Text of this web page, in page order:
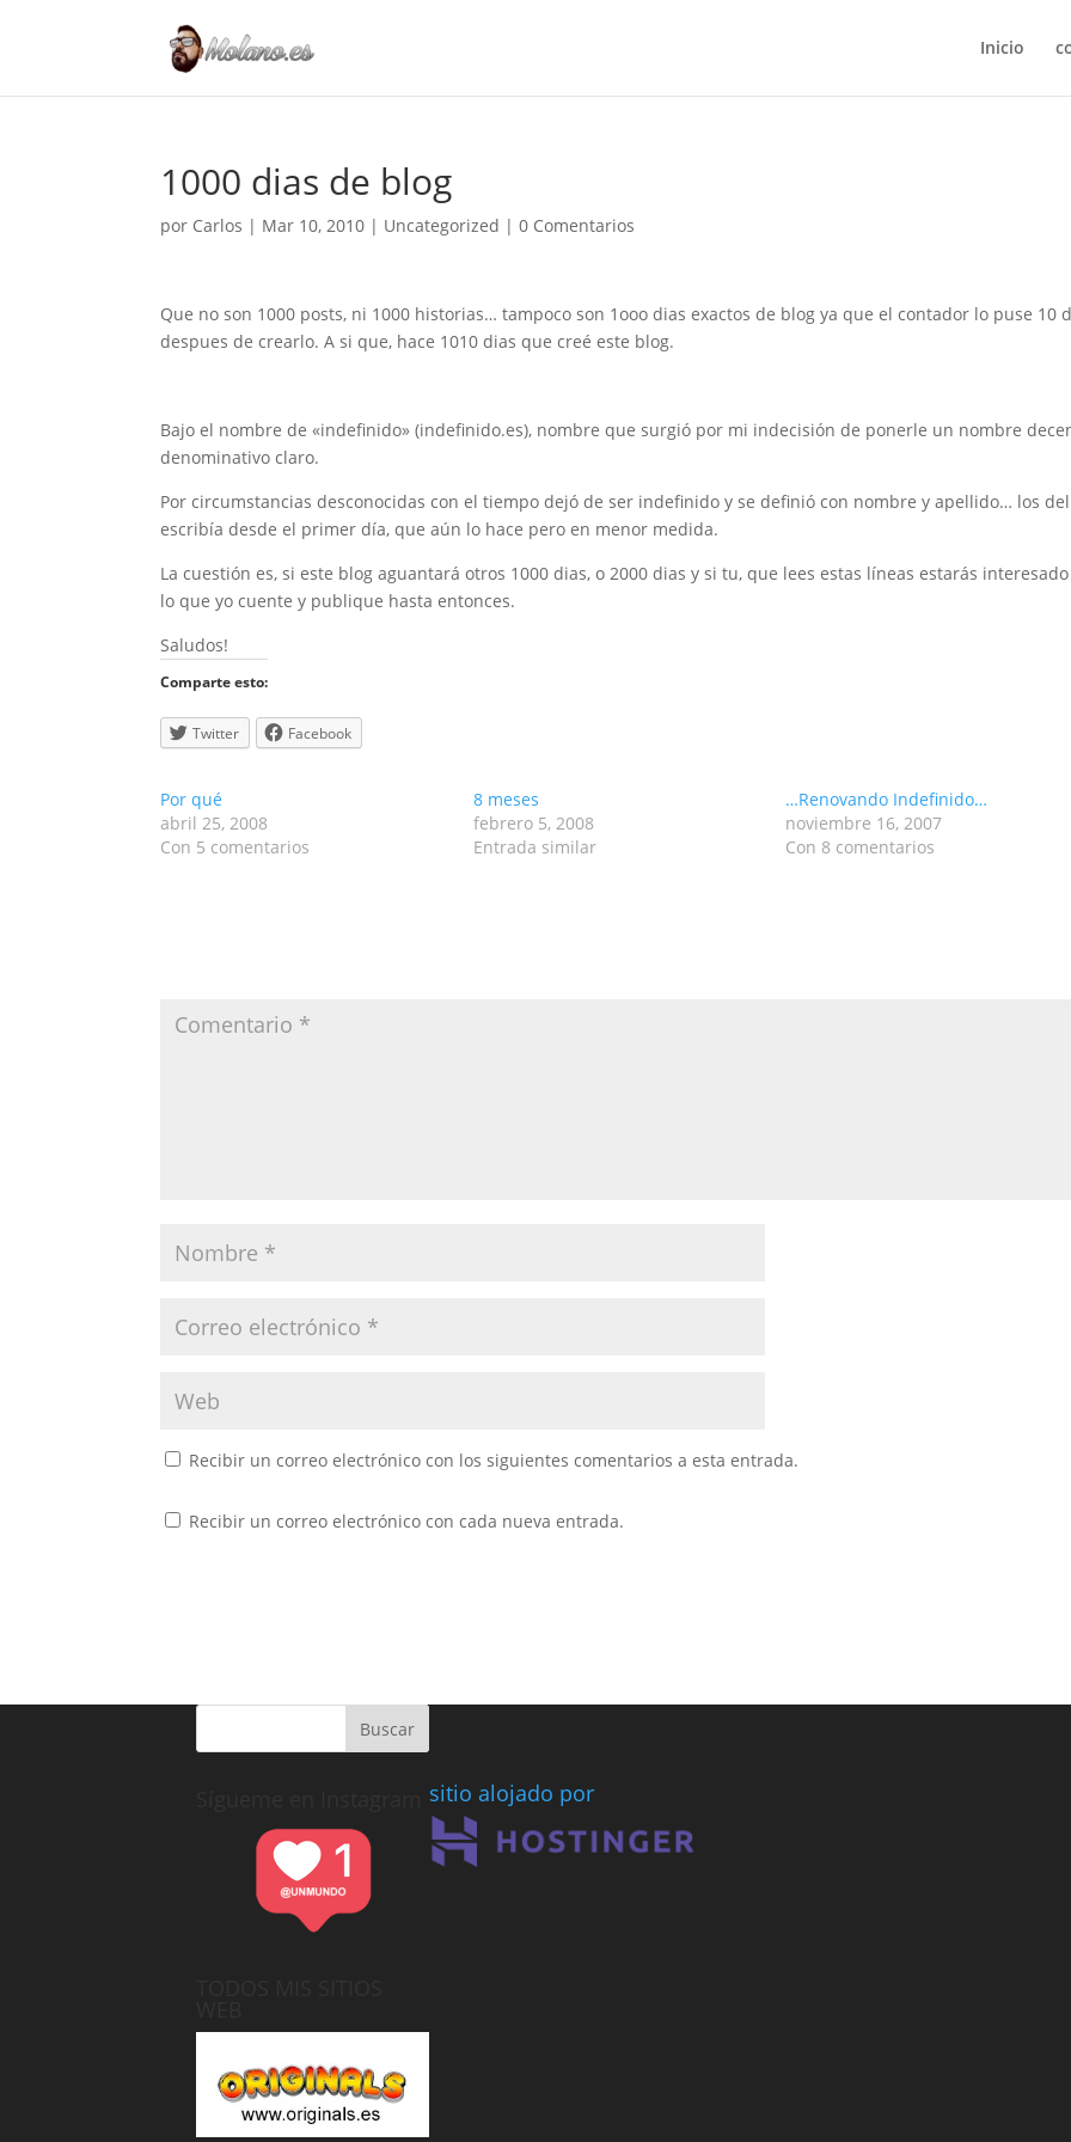
Inicio
1000 dias de blog
por Carlos | Mar 10, 2010 | Uncategorized |0 Comentarios
Que no son 1000 posts, ni 1000 historias… tampoco son 1ooo dias exactos de blog ya que el contador lo puse 10
despues de crearlo. A si que, hace 1010 dias que creé este blog.
Bajo el nombre de «indefinido» (indefinido.es), nombre que surgió por mi indecisión de ponerle un nombre
denominativo claro.
Por circumstancias desconocidas con el tiempo dejó de ser indefinido y se definió con nombre y apellido… los
escribía desde el primer día, que aún lo hace pero en menor medida.
La cuestión es, si este blog aguantará otros 1000 dias, o 2000 dias y si tu, que lees estas líneas estarás
lo que yo cuente y publique hasta entonces.
Saludos!
Comparte esto:
Twitter Facebook
Por qué
abril 25, 2008
Con 5 comentarios
8 meses
febrero 5, 2008
Entrada similar
…Renovando Indefinido…
noviembre 16, 2007
Con 8 comentarios
Recibir un correo electrónico con los siguientes comentarios a esta entrada.
Recibir un correo electrónico con cada nueva entrada.
sitio alojado por